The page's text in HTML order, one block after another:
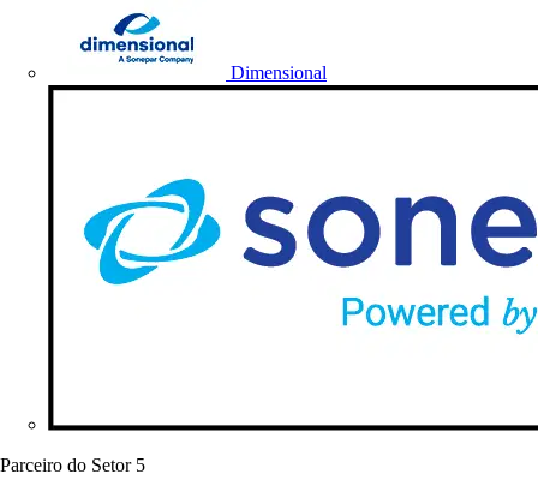
Dimensional
Parceiro do Setor 5